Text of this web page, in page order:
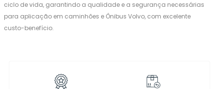
ciclo de vida, garantindo a qualidade e a segurança necessárias
para aplicação em caminhões e Ônibus Volvo, com excelente
custo-benefício.